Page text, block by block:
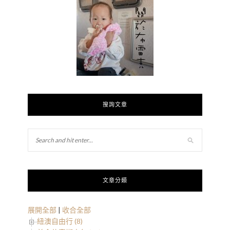
搜詢文章
文章分類
展開全部 | 收合全部
紐澳自由行 (8)